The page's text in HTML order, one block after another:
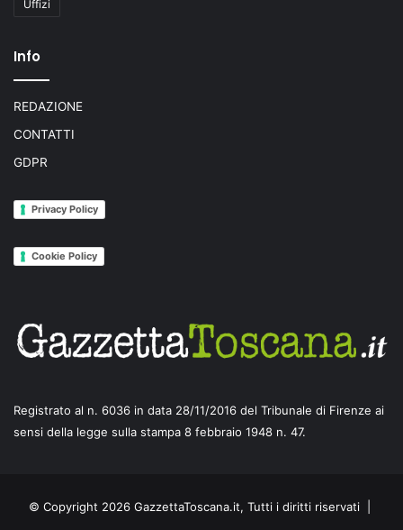
Uffizi
Info
REDAZIONE
CONTATTI
GDPR
Privacy Policy
Cookie Policy
Registrato al n. 6036 in data 28/11/2016 del Tribunale di Firenze ai
sensi della legge sulla stampa 8 febbraio 1948 n. 47.
© Copyright 2026 GazzettaToscana.it, Tutti i diritti riservati |